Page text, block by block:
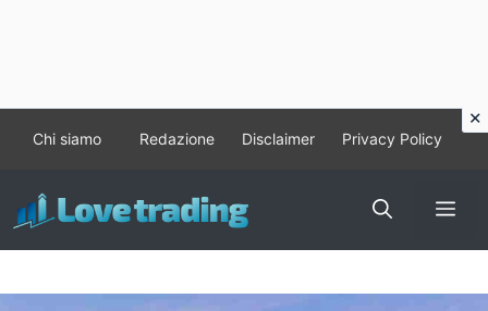
contenuto
Chi siamo Redazione Disclaimer Privacy Policy